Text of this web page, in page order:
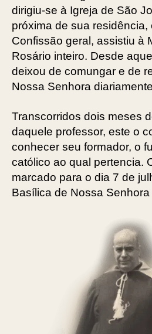
dirigiu-se à Igreja de São
próxima de sua residência,
Confissão geral, assistiu à
Rosário inteiro. Desde
deixou de comungar e de
Nossa Senhora
Transcorridos dois meses
daquele professor, este o
conhecer seu formador, o
católico ao qual pertencia.
marcado para o dia 7 de
Basílica de Nossa Senhora